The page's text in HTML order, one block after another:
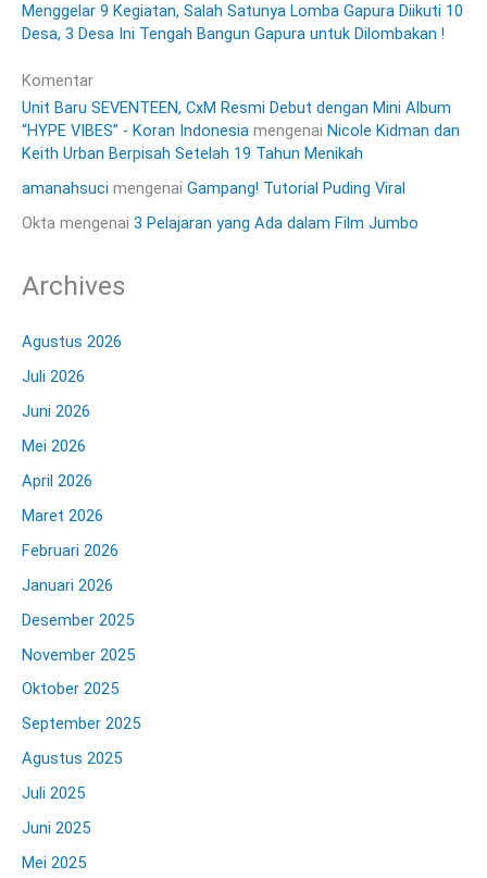
Menggelar 9 Kegiatan, Salah Satunya Lomba Gapura Diikuti 10
Desa, 3 Desa Ini Tengah Bangun Gapura untuk Dilombakan !
Komentar
Unit Baru SEVENTEEN, CxM Resmi Debut dengan Mini Album
“HYPE VIBES” - Koran Indonesia mengenai Nicole Kidman dan
Keith Urban Berpisah Setelah 19 Tahun Menikah
amanahsuci mengenai Gampang! Tutorial Puding Viral
Okta mengenai 3 Pelajaran yang Ada dalam Film Jumbo
Archives
Agustus 2026
Juli 2026
Juni 2026
Mei 2026
April 2026
Maret 2026
Februari 2026
Januari 2026
Desember 2025
November 2025
Oktober 2025
September 2025
Agustus 2025
Juli 2025
Juni 2025
Mei 2025